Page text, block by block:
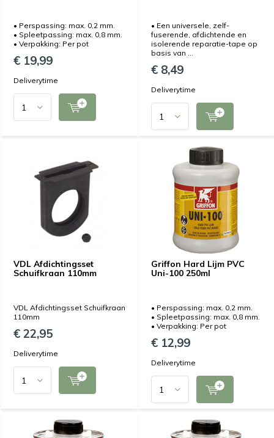
• Perspassing: max. 0,2 mm.
• Spleetpassing: max. 0,8 mm.
• Verpakking: Per pot
€ 19,99
Deliverytime
• Een universele, zelf-
fuserende, afdichtende en
isolerende reparatie-tape op
basis van ...
€ 8,49
Deliverytime
VDL Afdichtingsset
Schuifkraan 110mm
VDL Afdichtingsset Schuifkraan
110mm
€ 22,95
Deliverytime
Griffon Hard Lijm PVC
Uni-100 250ml
• Perspassing: max. 0,2 mm.
• Spleetpassing: max. 0,8 mm.
• Verpakking: Per pot
€ 12,99
Deliverytime